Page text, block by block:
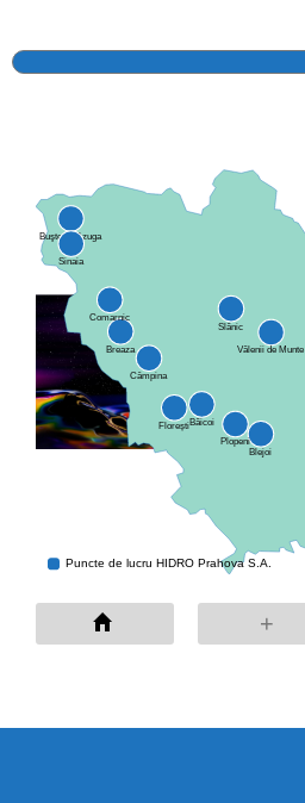
Băicoi
Blejoi
Breaza
Buşteni / Azuga
Câmpina
Comarnic
Plopeni
Sinaia
Slănic
Vălenii de Munte
Florești
+
-
Puncte de lucru HIDRO Prahova S.A.
+